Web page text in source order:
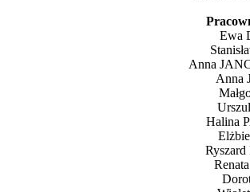
Ewa
Anna
Anna
Halina